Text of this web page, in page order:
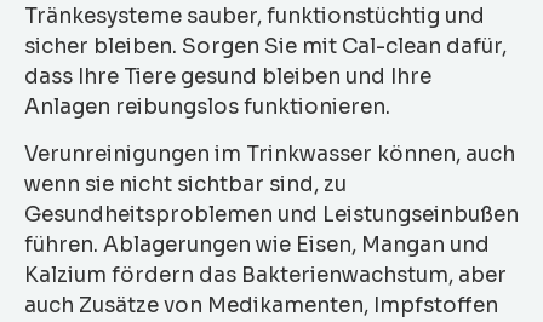
Tränkesysteme sauber, funktionstüchtig und
sicher bleiben. Sorgen Sie mit Cal-clean dafür,
dass Ihre Tiere gesund bleiben und Ihre
Anlagen reibungslos funktionieren.
Verunreinigungen im Trinkwasser können, auch
wenn sie nicht sichtbar sind, zu
Gesundheitsproblemen und Leistungseinbußen
führen. Ablagerungen wie Eisen, Mangan und
Kalzium fördern das Bakterienwachstum, aber
auch Zusätze von Medikamenten, Impfstoffen